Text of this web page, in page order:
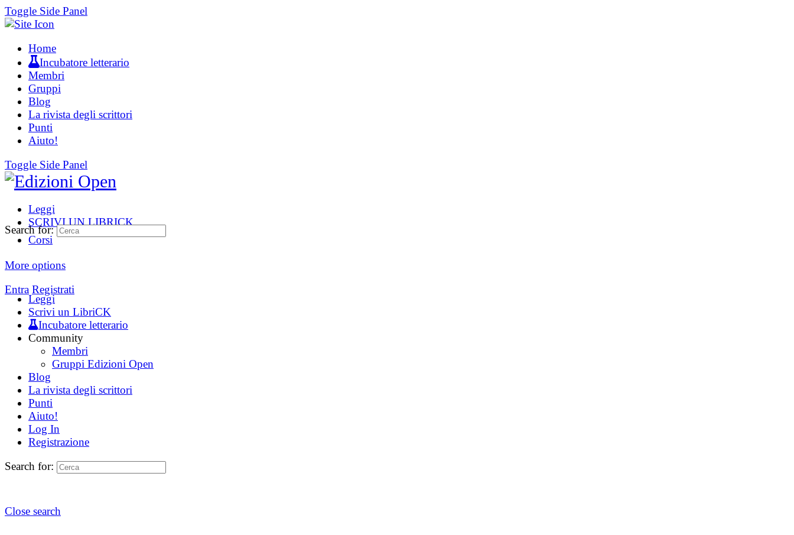
Toggle Side Panel
Home
Incubatore letterario
Membri
Gruppi
Blog
La rivista degli scrittori
Punti
Aiuto!
Toggle Side Panel
Leggi
SCRIVI UN LIBRICK
Corsi
More options
Entra Registrati
Search for:
Leggi
Scrivi un LibriCK
Incubatore letterario
Community
Membri
Gruppi Edizioni Open
Blog
La rivista degli scrittori
Punti
Aiuto!
Log In
Registrazione
Search for:
Close search